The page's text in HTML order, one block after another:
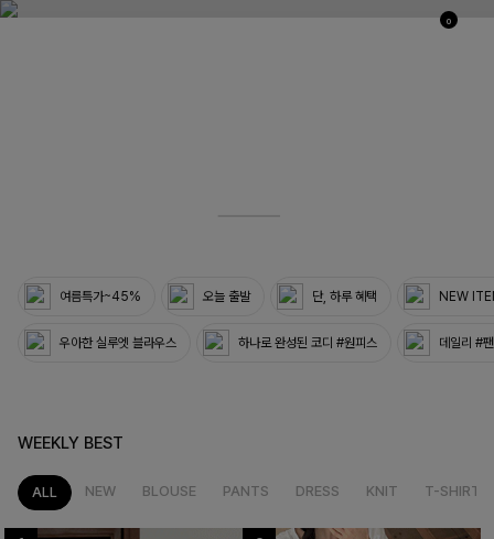
0
여름특가~45% 오늘 출발 단, 하루 혜택 NEW
우아한 실루엣 블라우스 하나로 완성된 코디 #원피스 데일리 #
WEEKLY BEST
ALL NEW BLOUSE PANTS DRESS KNIT T-SHIRT